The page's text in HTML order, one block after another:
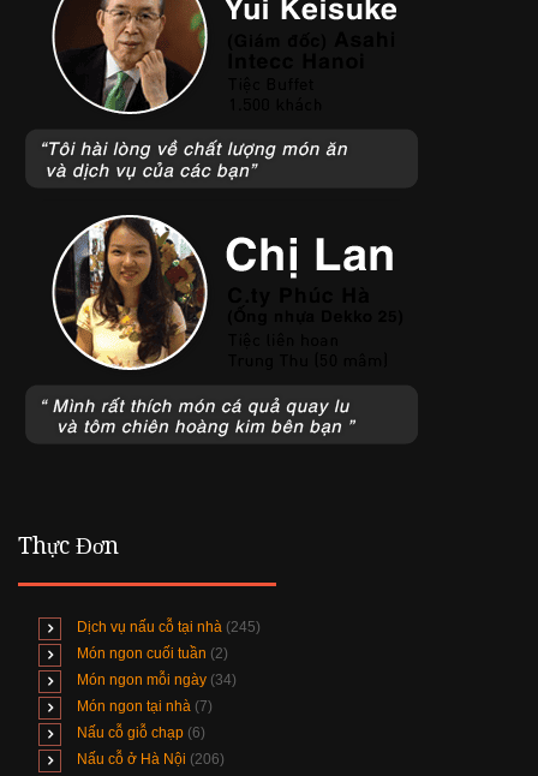
Thực Đơn
Dịch vụ nấu cỗ tại nhà (245)
Món ngon cuối tuần (2)
Món ngon mỗi ngày (34)
Món ngon tại nhà (7)
Nấu cỗ giỗ chạp (6)
Nấu cỗ ở Hà Nội (206)